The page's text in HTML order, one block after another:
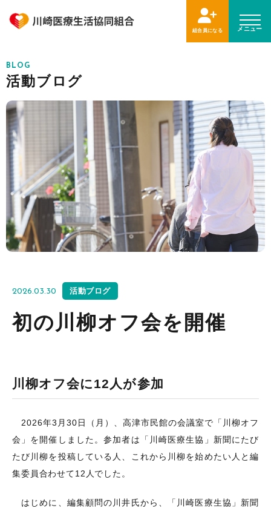
組合員になる メニュー
BLOG
活動ブログ
2026.03.30 活動ブログ
初の川柳オフ会を開催
川柳オフ会に12人が参加
2026年3月30日（月）、高津市民館の会議室で「川柳オフ
会」を開催しました。参加者は「川崎医療生協」新聞にたび
たび川柳を投稿している人、これから川柳を始めたい人と編
集委員合わせて12 人でした。
はじめに、編集顧問の川井氏から、「川崎医療生協」新聞